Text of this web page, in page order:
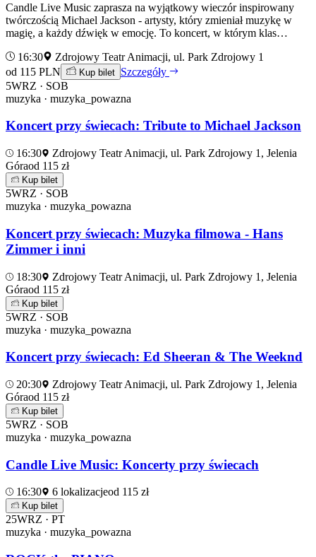
Candle Live Music zaprasza na wyjątkowy wieczór inspirowany
twórczością Michael Jackson - artysty, który zmieniał muzykę w
magię, a każdy dźwięk w emocję. To koncert, w którym klas…
16:30
Zdrojowy Teatr Animacji, ul. Park Zdrojowy 1
od 115 PLN
Kup bilet Szczegóły
5WRZ · SOB
muzyka · muzyka_powazna
Koncert przy świecach: Tribute to Michael Jackson
16:30
Zdrojowy Teatr Animacji, ul. Park Zdrojowy 1, Jelenia
Góraod 115 zł
Kup bilet
5WRZ · SOB
muzyka · muzyka_powazna
Koncert przy świecach: Muzyka filmowa - Hans
Zimmer i inni
18:30
Zdrojowy Teatr Animacji, ul. Park Zdrojowy 1, Jelenia
Góraod 115 zł
Kup bilet
5WRZ · SOB
muzyka · muzyka_powazna
Koncert przy świecach: Ed Sheeran & The Weeknd
20:30
Zdrojowy Teatr Animacji, ul. Park Zdrojowy 1, Jelenia
Góraod 115 zł
Kup bilet
5WRZ · SOB
muzyka · muzyka_powazna
Candle Live Music: Koncerty przy świecach
16:30 6 lokalizacjeod 115 zł
Kup bilet
25WRZ · PT
muzyka · muzyka_powazna